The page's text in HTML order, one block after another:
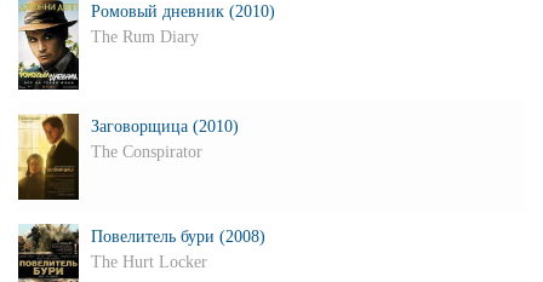
Ромовый дневник (2010)
The Rum Diary
Заговорщица (2010)
The Conspirator
Повелитель бури (2008)
The Hurt Locker